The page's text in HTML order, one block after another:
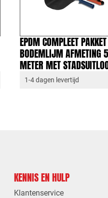
EPDM COMPLEET PAKKET
BODEMLIJM
METER MET
1-4 dagen levertijd
KENNIS EN HULP
Klantenservice